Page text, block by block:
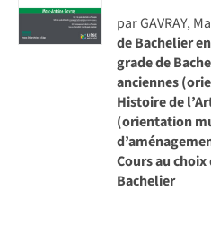
par GAVRAY,
de Bachelier
grade de
anciennes
Histoire de
(orientation
Cours au choix
Bachelier